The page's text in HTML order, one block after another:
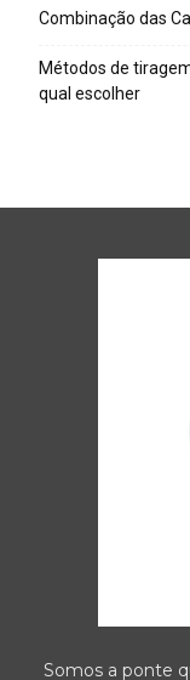
Combinação das
Métodos de
qual escolher
Somos a ponte